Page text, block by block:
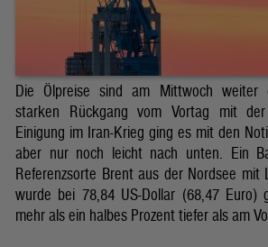
Die Ölpreise sind am Mittwoch weiter
starken Rückgang vom Vortag mit
Einigung im Iran-Krieg ging es mit den
aber nur noch leicht nach unten. Ein
Referenzsorte Brent aus der Nordsee mit
wurde bei 78,84 US-Dollar (68,47 Euro)
mehr als ein halbes Prozent tiefer als am